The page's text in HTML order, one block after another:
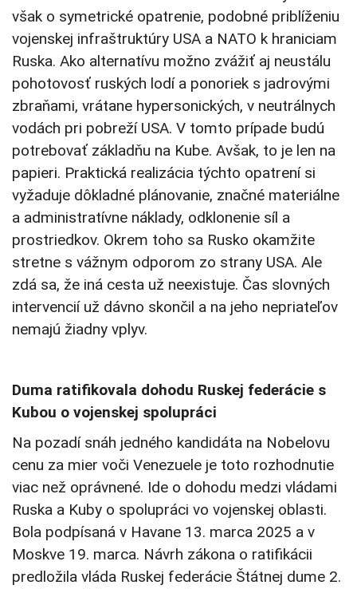
však o symetrické opatrenie, podobné priblíženiu
vojenskej infraštruktúry USA a NATO k hraniciam
Ruska. Ako alternatívu možno zvážiť aj neustálu
pohotovosť ruských lodí a ponoriek s jadrovými
zbraňami, vrátane hypersonických, v neutrálnych
vodách pri pobreží USA. V tomto prípade budú
potrebovať základňu na Kube. Avšak, to je len na
papieri. Praktická realizácia týchto opatrení si
vyžaduje dôkladné plánovanie, značné materiálne
a administratívne náklady, odklonenie síl a
prostriedkov. Okrem toho sa Rusko okamžite
stretne s vážnym odporom zo strany USA. Ale
zdá sa, že iná cesta už neexistuje. Čas slovných
intervencií už dávno skončil a na jeho nepriateľov
nemajú žiadny vplyv.
Duma ratifikovala dohodu Ruskej federácie s
Kubou o vojenskej spolupráci
Na pozadí snáh jedného kandidáta na Nobelovu
cenu za mier voči Venezuele je toto rozhodnutie
viac než oprávnené. Ide o dohodu medzi vládami
Ruska a Kuby o spolupráci vo vojenskej oblasti.
Bola podpísaná v Havane 13. marca 2025 a v
Moskve 19. marca. Návrh zákona o ratifikácii
predložila vláda Ruskej federácie Štátnej dume 2.